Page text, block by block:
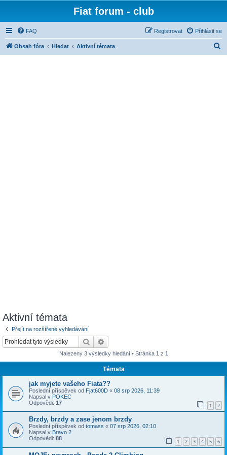
Fiat forum - club
FAQ Přihlásit se
Registrovat
Obsah fóra Hledat Aktivní témata
Aktivní témata
Přejít na rozšířené vyhledávání
Hledat
Nalezeny 3 výsledky hledání • Stránka 1 z 1
Témata
jak myjete vašeho Fiata??
Poslední příspěvek od Fjat600D « 08 srp 2026, 11:39
Napsal v POKEC
Odpovědi: 17 1 2
Brzdy, brzdy a zase jenom brzdy
Poslední příspěvek od tomass « 07 srp 2026, 02:10
Napsal v Bravo 2
Odpovědi: 88 1 2 3 4 5 6